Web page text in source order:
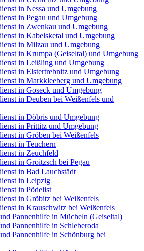
in Nessa und Umgebung
in Pegau und Umgebung
in Zwenkau und Umgebung
in Kabelsketal und Umgebung
in Milzau und Umgebung
in Krumpa (Geiseltal) und Umgebung
in Leißling und Umgebung
in Elstertrebnitz und Umgebung
in Markkleeberg und Umgebung
in Goseck und Umgebung
in Deuben bei Weißenfels und
in Döbris und Umgebung
in Prittitz und Umgebung
in Gröben bei Weißenfels
in Teuchern
in Zeuchfeld
in Groitzsch bei Pegau
in Bad Lauchstädt
in Leipzig
in Pödelist
in Gröbitz bei Weißenfels
in Krauschwitz bei Weißenfels
Pannenhilfe in Mücheln (Geiseltal)
Pannenhilfe in Schleberoda
Pannenhilfe in Schönburg bei